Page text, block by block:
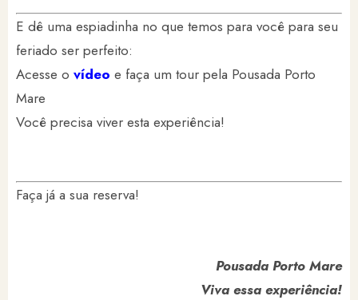
E dê uma espiadinha no que temos para você para seu
feriado ser perfeito:
Acesse o vídeo e faça um tour pela Pousada Porto
Mare
Você precisa viver esta experiência!
Faça já a sua reserva!
Pousada Porto Mare
Viva essa experiência!